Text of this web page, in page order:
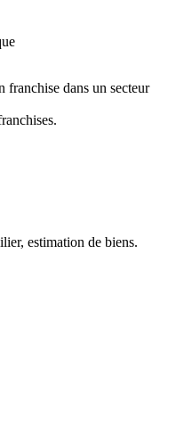
franchise dans un secteur
estimation de biens.